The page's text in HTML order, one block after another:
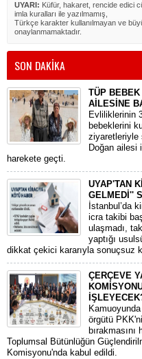
UYARI: Küfür, hakaret, rencide edici
imla kuralları ile yazılmamış,
Türkçe karakter kullanılmayan ve
onaylanmamaktadır.
SON DAKİKA
TÜP BEBEK
AİLESİNE
​Evliliklerinin
bebeklerini
ziyaretleriyle
Doğan ailesi
harekete geçti.
UYAP'TAN
GELMEDİ''
​İstanbul’da
icra takibi
ulaşmadı,
yaptığı
dikkat çekici kararıyla sonuçsuz
ÇERÇEVE
örgütü
Toplumsal Bütünlüğün
Komisyonu'nda kabul edildi.